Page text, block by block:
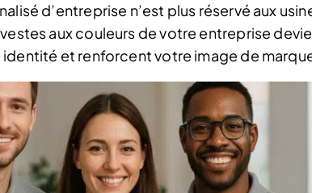
d’entreprise n’est plus réservé aux
aux couleurs de votre entreprise
et renforcent votre image de